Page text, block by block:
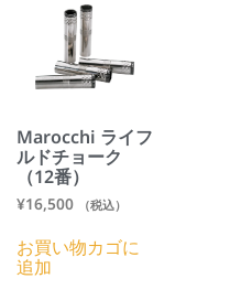
Marocchi ライフ
ルドチョーク
（12番）
¥16,500 （税込）
お買い物カゴに
追加